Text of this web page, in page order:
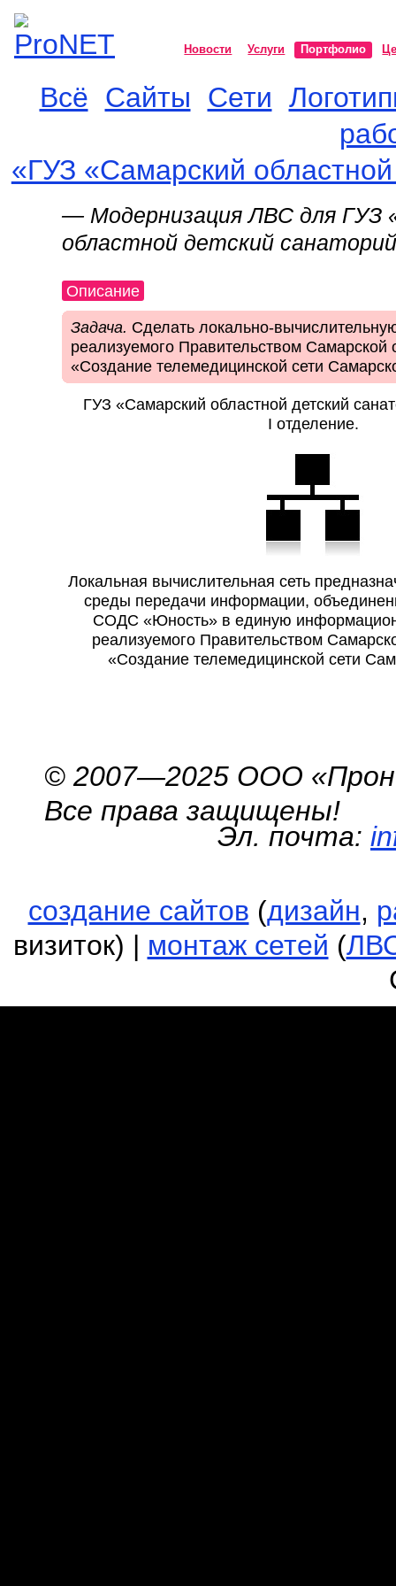
Новости Услуги Портфолио
Всё Сайты Сети
«ГУЗ «Самарский
— Модернизация ЛВС для ГУЗ
областной детский
Описание
Задача. Сделать локально-
реализуемого Правительством Самарской
«Создание телемедицинской сети
ГУЗ «Самарский областной детский
I отделение.
Локальная вычислительная сеть
среды передачи информации,
СОДС «Юность» в единую
реализуемого Правительством
«Создание телемедицинской сети
© 2007—2025 ООО
Все права защищены!
Эл. почта:
создание сайтов (дизайн,
визиток) | монтаж сетей (